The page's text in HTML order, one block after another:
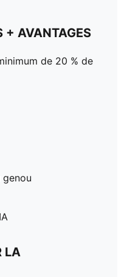
+ AVANTAGES
de 20 % de
genou
LA